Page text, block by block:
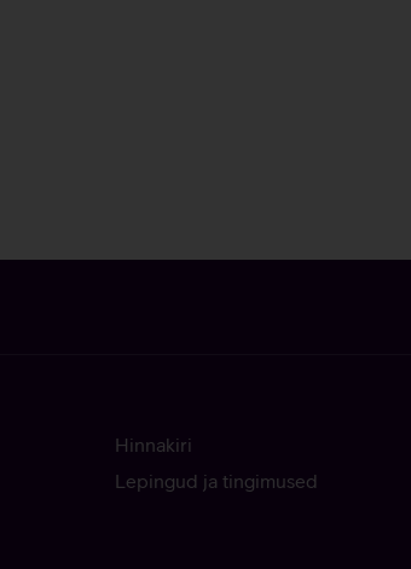
Hinnakiri
Lepingud ja tingimused